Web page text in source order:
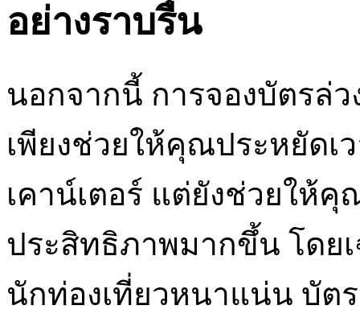
อย่างราบรื่น
นอกจากนี้ การจองบัตรล่
เพียงช่วยให้คุณประหยัดเ
เคาน์เตอร์ แต่ยังช่วยให้
ประสิทธิภาพมากขึ้น โดย
นักท่องเที่ยวหนาแน่น บัต